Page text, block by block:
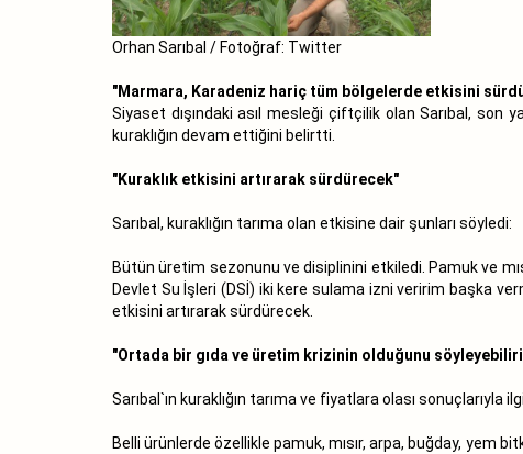
Orhan Sarıbal / Fotoğraf: Twitter
"Marmara, Karadeniz hariç tüm bölgelerde etkisini
Siyaset dışındaki asıl mesleği çiftçilik olan Sarıbal, son
kuraklığın devam ettiğini belirtti.
"Kuraklık etkisini artırarak sürdürecek"
Sarıbal, kuraklığın tarıma olan etkisine dair şunları söyledi:
Bütün üretim sezonunu ve disiplinini etkiledi. Pamuk ve
Devlet Su İşleri (DSİ) iki kere sulama izni veririm başka
etkisini artırarak sürdürecek.
"Ortada bir gıda ve üretim krizinin olduğunu
Sarıbal`ın kuraklığın tarıma ve fiyatlara olası sonuçlarıyla
Belli ürünlerde özellikle pamuk, mısır, arpa, buğday, yem